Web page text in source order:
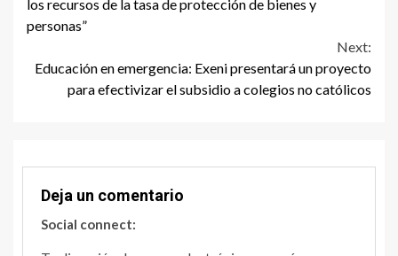
los recursos de la tasa de protección de bienes y
personas”
Next:
Educación en emergencia: Exeni presentará un proyecto
para efectivizar el subsidio a colegios no católicos
Deja un comentario
Social connect: